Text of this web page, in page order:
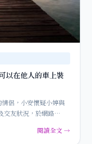
以在他人的車上裝
侶，小安懷疑小婷與
交友狀況，於網路…
閱讀全文 →